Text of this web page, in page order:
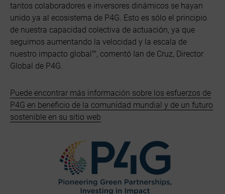
tantos colaboradores e inversores dinámicos se hayan
unido ya al ecosistema de P4G. Esto es sólo el principio
de nuestra capacidad colectiva de actuación, ya que
seguimos aumentando la velocidad y la escala de
nuestro impacto global"", comentó Ian de Cruz, Director
Global de P4G.
Puede encontrar más información sobre los esfuerzos de
P4G en beneficio de la comunidad mundial y de un futuro
sostenible en su sitio web